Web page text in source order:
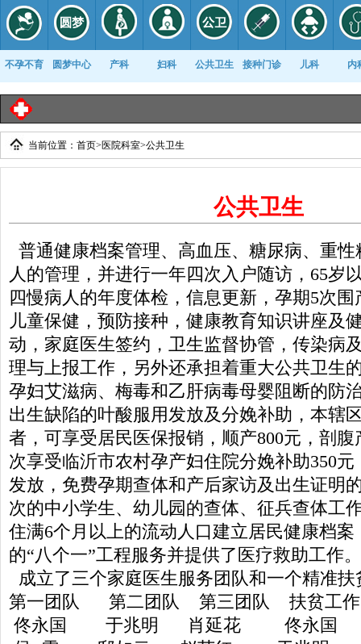
不孕不育 圆梦中心 产科 妇科 公共卫生 接种门诊 儿科 内
康复科
当前位置： 首页> 医院科室>公共卫生
公共卫生
普通健康档案管理、高血压、糖尿病、重
人的管理，并进行一年四次入户随访，65岁
四慢病人的年度体检，信息更新，孕期5次
儿童保健，预防接种，健康教育知识讲座及
动，家庭医生签约，卫生监督协管，传染病
理与上报工作，另外还承担着重大公共卫生
孕妇艾滋病、梅毒和乙肝病毒母婴阻断的防
出生缺陷的叶酸服用发放及分娩补助，本辖
者，可享受居民医保报销，顺产800元，剖腹
次享受临沂市农村孕产妇住院分娩补助350
发放，免费孕期查体和产后家访及出生证明
次的中小学生、幼儿园的查体、征兵查体工
住满6个月以上的流动人口建立居民健康档案
的“八个一”工程服务并提供了医疗救助工作。
成立了三个家庭医生服务团队和一个精准
第一团队 第二团队 第三团队 扶贫工作
佟永国 于兆明 肖延花 佟永国